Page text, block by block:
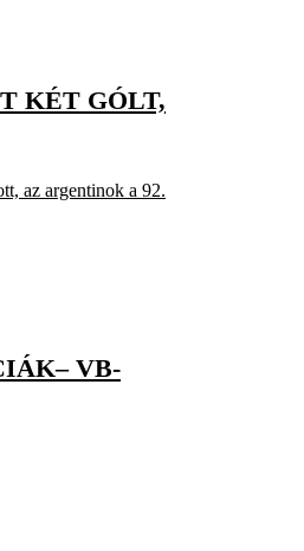
KÉT GÓLT,
az argentinok a 92.
VB-